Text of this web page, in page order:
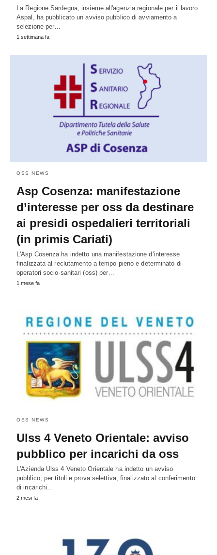
La Regione Sardegna, insieme all'agenzia regionale per il lavoro
Aspal, ha pubblicato un avviso pubblico di avviamento a
selezione per…
1 settimana fa
OSS NEWS
Asp Cosenza: manifestazione
d’interesse per oss da destinare
ai presidi ospedalieri territoriali
(in primis Cariati)
L'Asp Cosenza ha indetto una manifestazione d’interesse
finalizzata al reclutamento a tempo pieno e determinato di
operatori socio-sanitari (oss) per…
1 mese fa
OSS NEWS
Ulss 4 Veneto Orientale: avviso
pubblico per incarichi da oss
L'Azienda Ulss 4 Veneto Orientale ha indetto un avviso
pubblico, per titoli e prova selettiva, finalizzato al conferimento
di incarichi…
2 mesi fa